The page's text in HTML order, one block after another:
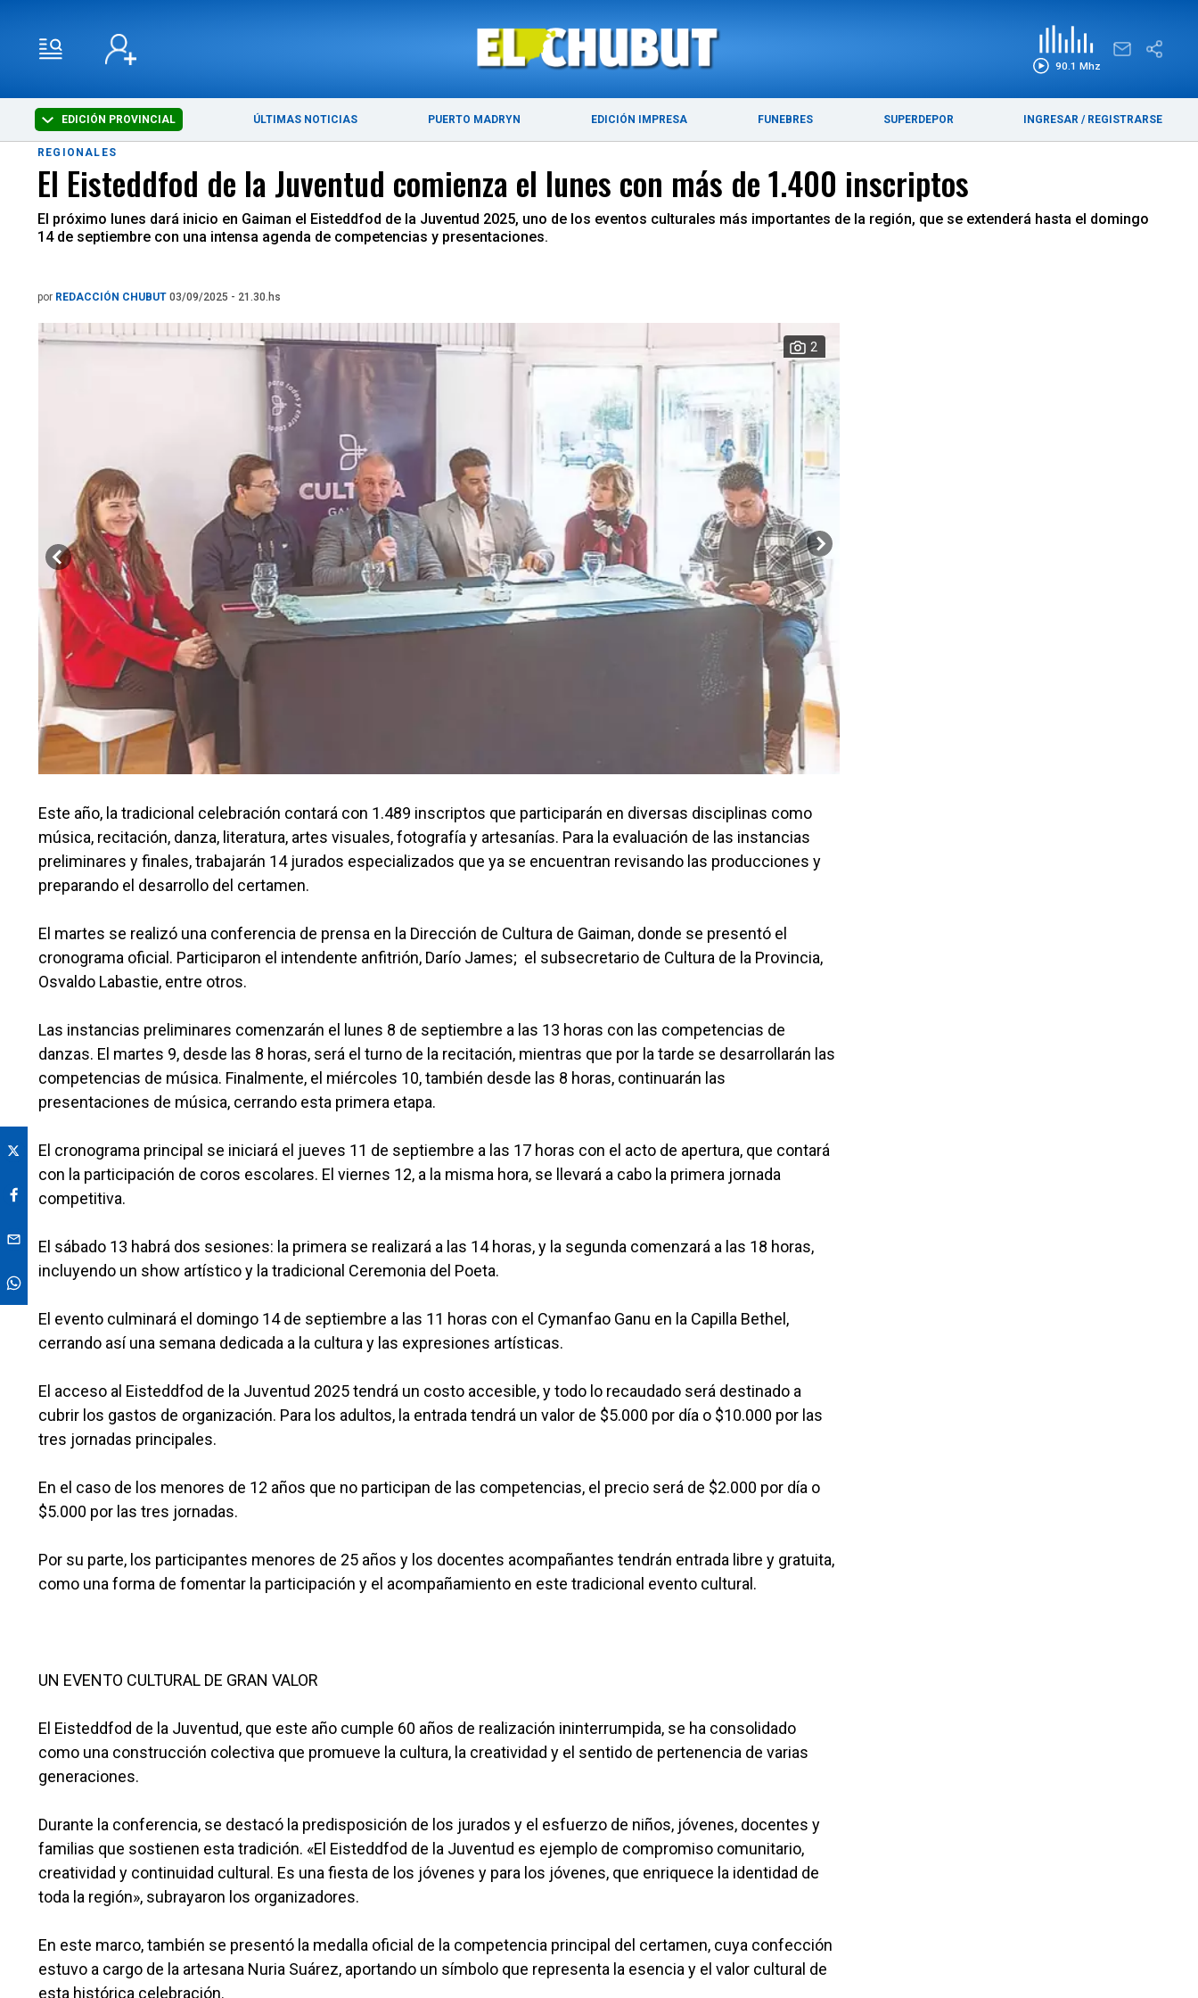
90.1 Mhz
EDICIÓN PROVINCIAL ÚLTIMAS NOTICIAS PUERTO MADRYN EDICIÓN IMPRESA FUNEBRES SUPERDEPOR INGRESAR / REGISTRARSE
ÚLTIMAS NOTICIAS PUERTO MADRYN
REGIONALES
El Eisteddfod de la Juventud comienza el lunes con más de 1.400 inscriptos
El próximo lunes dará inicio en Gaiman el Eisteddfod de la Juventud 2025, uno de los eventos culturales más importantes de la región, que se extenderá hasta el domingo
14 de septiembre con una intensa agenda de competencias y presentaciones.
por REDACCIÓN CHUBUT 03/09/2025 - 21.30.hs
2
Este año, la tradicional celebración contará con 1.489 inscriptos que participarán en diversas disciplinas como
música, recitación, danza, literatura, artes visuales, fotografía y artesanías. Para la evaluación de las instancias
preliminares y finales, trabajarán 14 jurados especializados que ya se encuentran revisando las producciones y
preparando el desarrollo del certamen.
El martes se realizó una conferencia de prensa en la Dirección de Cultura de Gaiman, donde se presentó el
cronograma oficial. Participaron el intendente anfitrión, Darío James; el subsecretario de Cultura de la Provincia,
Osvaldo Labastie, entre otros.
Las instancias preliminares comenzarán el lunes 8 de septiembre a las 13 horas con las competencias de
danzas. El martes 9, desde las 8 horas, será el turno de la recitación, mientras que por la tarde se desarrollarán las
competencias de música. Finalmente, el miércoles 10, también desde las 8 horas, continuarán las
presentaciones de música, cerrando esta primera etapa.
El cronograma principal se iniciará el jueves 11 de septiembre a las 17 horas con el acto de apertura, que contará
con la participación de coros escolares. El viernes 12, a la misma hora, se llevará a cabo la primera jornada
competitiva.
El sábado 13 habrá dos sesiones: la primera se realizará a las 14 horas, y la segunda comenzará a las 18 horas,
incluyendo un show artístico y la tradicional Ceremonia del Poeta.
El evento culminará el domingo 14 de septiembre a las 11 horas con el Cymanfao Ganu en la Capilla Bethel,
cerrando así una semana dedicada a la cultura y las expresiones artísticas.
El acceso al Eisteddfod de la Juventud 2025 tendrá un costo accesible, y todo lo recaudado será destinado a
cubrir los gastos de organización. Para los adultos, la entrada tendrá un valor de $5.000 por día o $10.000 por las
tres jornadas principales.
En el caso de los menores de 12 años que no participan de las competencias, el precio será de $2.000 por día o
$5.000 por las tres jornadas.
Por su parte, los participantes menores de 25 años y los docentes acompañantes tendrán entrada libre y gratuita,
como una forma de fomentar la participación y el acompañamiento en este tradicional evento cultural.
UN EVENTO CULTURAL DE GRAN VALOR
El Eisteddfod de la Juventud, que este año cumple 60 años de realización ininterrumpida, se ha consolidado
como una construcción colectiva que promueve la cultura, la creatividad y el sentido de pertenencia de varias
generaciones.
Durante la conferencia, se destacó la predisposición de los jurados y el esfuerzo de niños, jóvenes, docentes y
familias que sostienen esta tradición. «El Eisteddfod de la Juventud es ejemplo de compromiso comunitario,
creatividad y continuidad cultural. Es una fiesta de los jóvenes y para los jóvenes, que enriquece la identidad de
toda la región», subrayaron los organizadores.
En este marco, también se presentó la medalla oficial de la competencia principal del certamen, cuya confección
estuvo a cargo de la artesana Nuria Suárez, aportando un símbolo que representa la esencia y el valor cultural de
esta histórica celebración.